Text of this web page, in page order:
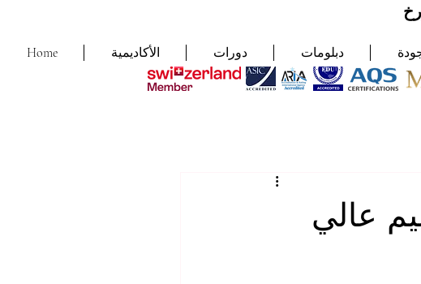
Home الأكاديمية دورات دبلومات
عالي